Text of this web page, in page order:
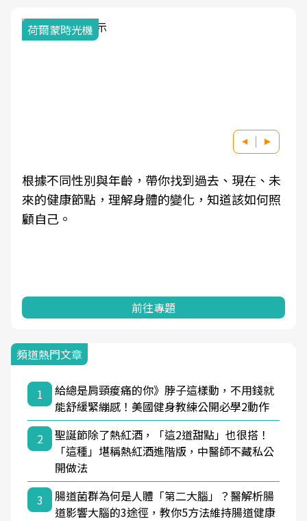
荷爾蒙時光機
根據不同性別與年齡，帶你找到過去、現在、未
來的健康節點，理解身體的變化，知道該如何照
顧自己。
前往專題
頻道熱門文章
1
給總是肩頸痠痛的你》脖子這樣動，不用錢就
能舒緩緊繃感！美國健身教練公開必學2動作
2
聖誕節除了熱紅酒，「這2道甜點」也很搭！
「這種」堪稱熱紅酒進階版，中醫師不藏私公
開做法
3
腸道菌群為何是人體「第二大腦」？醫解析腸
道影響大腦的3途徑，教你5方法維持腸道健康